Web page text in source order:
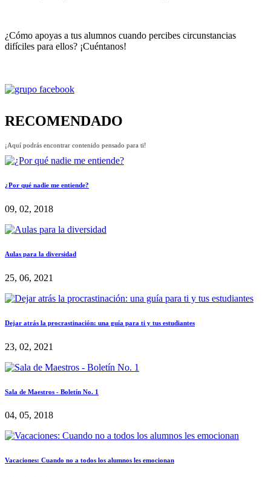
¿Cómo apoyas a tus alumnos cuando percibes circunstancias
difíciles para ellos? ¡Cuéntanos!
RECOMENDADO
¡Aquí podrás encontrar contenido pensado para ti!
¿Por qué nadie me entiende?
09, 02, 2018
Aulas para la diversidad
25, 06, 2021
Dejar atrás la procrastinación: una guía para ti y tus estudiantes
23, 02, 2021
Sala de Maestros - Boletín No. 1
04, 05, 2018
Vacaciones: Cuando no a todos los alumnos les emocionan